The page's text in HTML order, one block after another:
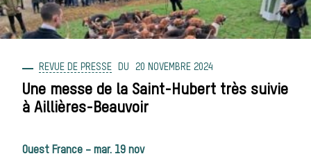
DÉCOUVRIR LA CHASSE À COURRE
Les acteurs de la vènerie
Les animaux
REVUE DE PRESSE 20 NOVEMBRE 2024
Une messe de la Saint-Hubert très suivie
à Aillières-Beauvoir
Ouest France – mar. 19 nov